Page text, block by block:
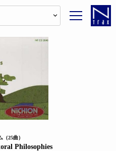
（25曲）
Philosophies